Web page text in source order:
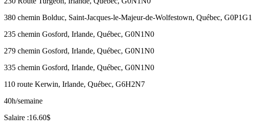
380 chemin Bolduc, Saint-Jacques-le-Majeur-de-Wolfestown, Québec, G0P1G1
235 chemin Gosford, Irlande, Québec, G0N1N0
279 chemin Gosford, Irlande, Québec, G0N1N0
335 chemin Gosford, Irlande, Québec, G0N1N0
110 route Kerwin, Irlande, Québec, G6H2N7
40h/semaine
Salaire :16.60$